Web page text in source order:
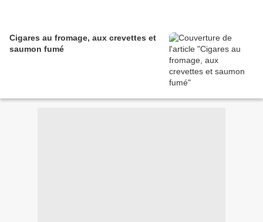
Cigares au fromage, aux crevettes et
saumon fumé